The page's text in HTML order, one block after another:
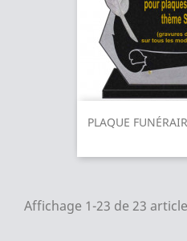
PLAQUE
Affichage 1-23 de 23